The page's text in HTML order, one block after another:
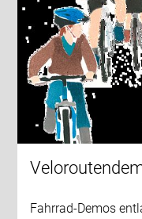
Fahrrad-Demos